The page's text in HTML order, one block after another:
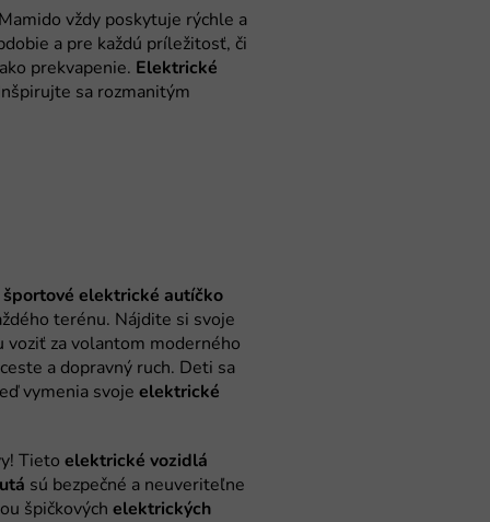
Elektrické
športové elektrické autíčko
elektrické
elektrické vozidlá
elektrických